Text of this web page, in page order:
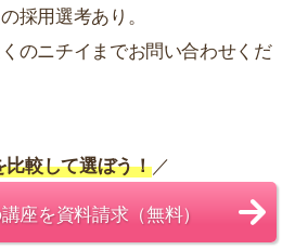
採用選考あり。
のニチイまでお問い合わせくだ
比較して選ぼう！／
座を資料請求（無料）